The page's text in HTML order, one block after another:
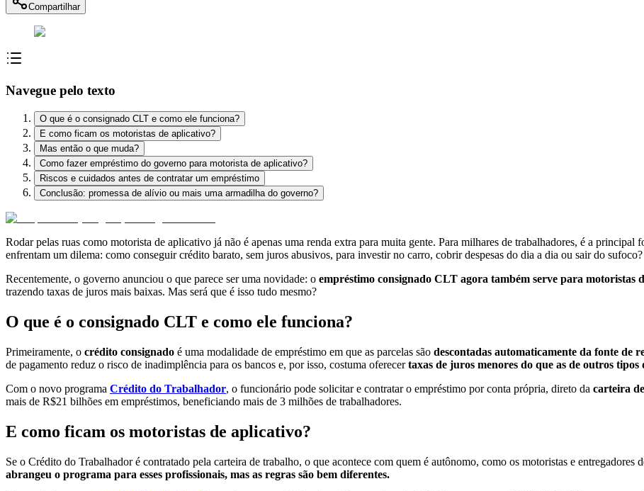
Compartilhar
Navegue pelo texto
O que é o consignado CLT e como ele funciona?
E como ficam os motoristas de aplicativo?
Mas então o que muda?
Como fazer empréstimo do governo para motorista de aplicativo?
Riscos e cuidados antes de contratar um empréstimo
Conclusão: promessa de alívio ou mais uma armadilha do governo?
Rodar pelas ruas como motorista de aplicativo já não é apenas uma renda extra para muita gente. Para milhares de trabalhadores, é a
enfrentam um dilema: como conseguir crédito barato, sem juros abusivos, para investir no carro, cobrir despesas do dia a dia ou sair do sufoco?
Recentemente, o governo anunciou o que parece ser uma novidade: o empréstimo consignado CLT agora também serve para motoristas
trazendo taxas de juros mais baixas. Mas será que é isso tudo mesmo?
O que é o consignado CLT e como ele funciona?
Primeiramente, o crédito consignado é uma modalidade de empréstimo em que as parcelas são descontadas automaticamente da fonte de
de pagamento reduz o risco de inadimplência para os bancos e, por isso, costuma oferecertaxas de juros menores do que as de outros tipos
Com o novo programa Crédito do Trabalhador, o funcionário pode solicitar e contratar o empréstimo por conta própria, direto da carteira
mais de R$21 bilhões em empréstimos, beneficiando mais de 3 milhões de trabalhadores.
E como ficam os motoristas de aplicativo?
Se o Crédito do Trabalhador é contratado pela carteira de trabalho, o que acontece com quem é autônomo, como os motoristas e entregadores
abrangeu o programa para esses profissionais, mas as regras são bem diferentes.